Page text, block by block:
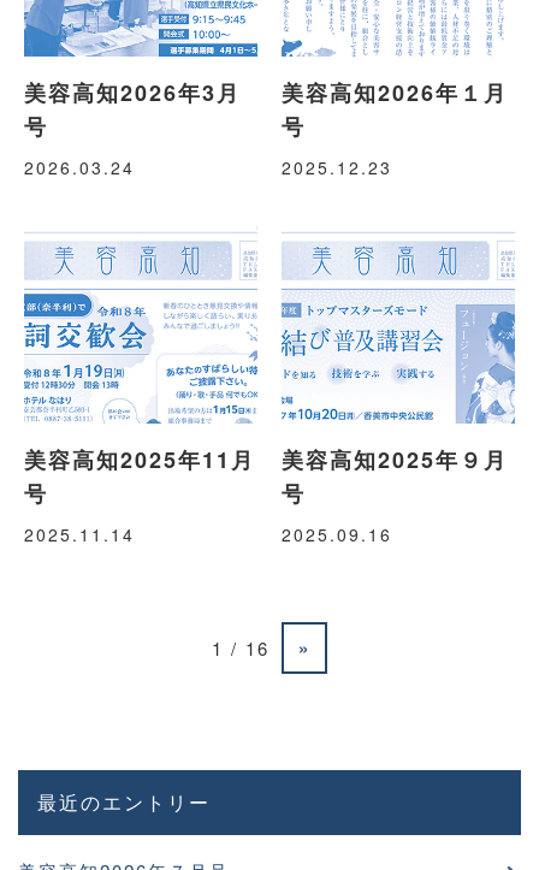
美容高知2026年3月
号
2026.03.24
美容高知2026年１月
号
2025.12.23
美容高知2025年11月
号
2025.11.14
美容高知2025年９月
号
2025.09.16
1 / 16 »
最近のエントリー